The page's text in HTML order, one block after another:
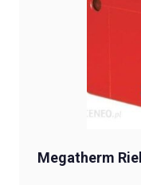
Megatherm